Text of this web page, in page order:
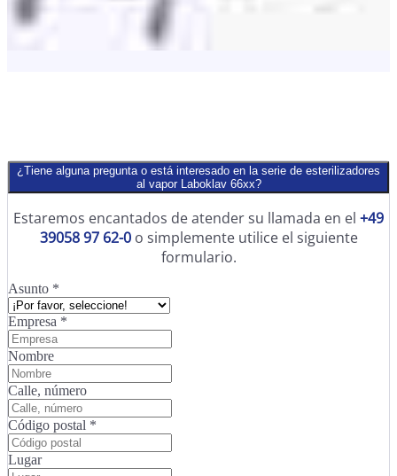
¿Tiene alguna pregunta o está interesado en la serie de esterilizadores
al vapor Laboklav 66xx?
Estaremos encantados de atender su llamada en el +49
39058 97 62-0o simplemente utilice el siguiente
formulario.
Asunto *
Empresa *
Nombre
Calle, número
Código postal *
Lugar